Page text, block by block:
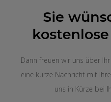
Sie
Dann freuen wir uns über
eine kurze Nachricht mit
uns in Kürze bei